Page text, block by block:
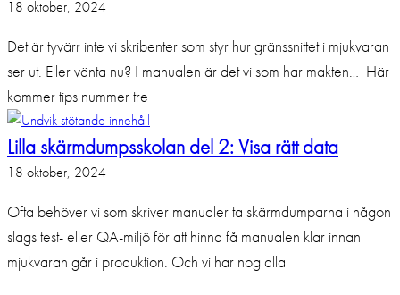
18 oktober, 2024
Det är tyvärr inte vi skribenter som styr hur gränssnittet i mjukvaran
ser ut. Eller vänta nu? I manualen är det vi som har makten… Här
kommer tips nummer tre
Lilla skärmdumpsskolan del 2: Visa rätt data
18 oktober, 2024
Ofta behöver vi som skriver manualer ta skärmdumparna i någon
slags test- eller QA-miljö för att hinna få manualen klar innan
mjukvaran går i produktion. Och vi har nog alla